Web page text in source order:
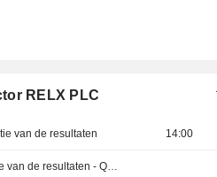
RELX PLC
van de resultaten 14:00